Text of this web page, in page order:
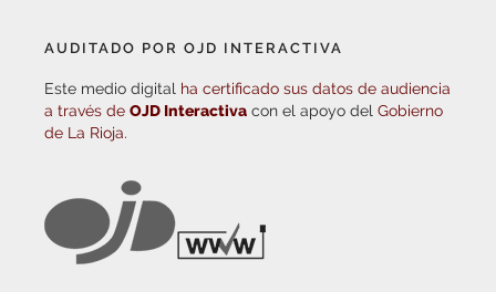
AUDITADO POR OJD INTERACTIVA
Este medio digital ha certificado sus datos de audiencia
a través de OJD Interactiva con el apoyo del Gobierno
de La Rioja.